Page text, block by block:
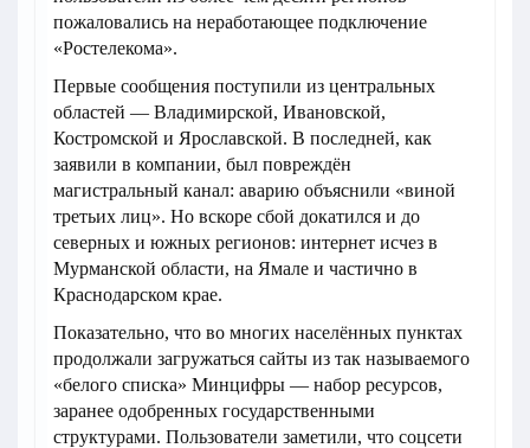
пожаловались на неработающее подключение
«Ростелекома».
Первые сообщения поступили из центральных
областей — Владимирской, Ивановской,
Костромской и Ярославской. В последней, как
заявили в компании, был повреждён
магистральный канал: аварию объяснили «виной
третьих лиц». Но вскоре сбой докатился и до
северных и южных регионов: интернет исчез в
Мурманской области, на Ямале и частично в
Краснодарском крае.
Показательно, что во многих населённых пунктах
продолжали загружаться сайты из так называемого
«белого списка» Минцифры — набор ресурсов,
заранее одобренных государственными
структурами. Пользователи заметили, что соцсети